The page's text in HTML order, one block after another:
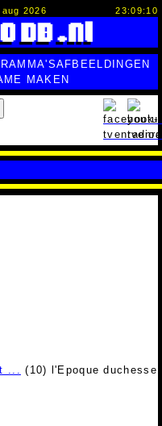
2026 23:09:10
AFBEELDINGEN
MAKEN
... (10) l'Epoque duchesse